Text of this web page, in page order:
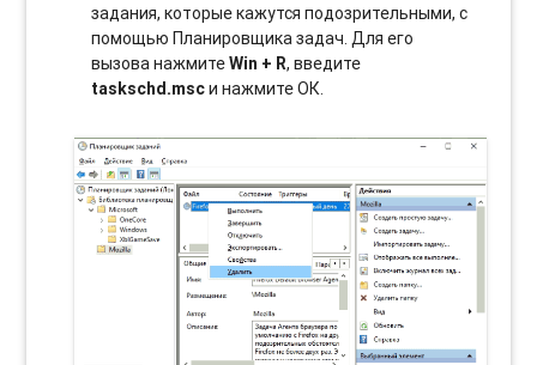
задания, которые кажутся подозрительными, с
помощью Планировщика задач. Для его
вызова нажмитеWin + R, введите
taskschd.mscи нажмите ОК.